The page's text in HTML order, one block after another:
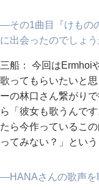
―その1曲目『けもの
に出会ったのでしょう
三船： 今回はErmhoi
歌ってもらいたいと
ーの林口さん繋がり
ら「彼女も歌うんで
たら今作っているこ
ってみない？」とい
―HANAさんの歌声を